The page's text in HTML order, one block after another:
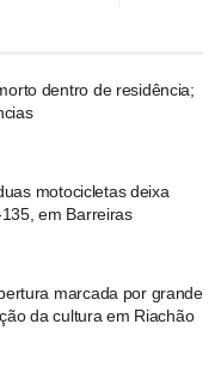
dentro de residência;
motocicletas deixa
em Barreiras
marcada por grande
da cultura em Riachão